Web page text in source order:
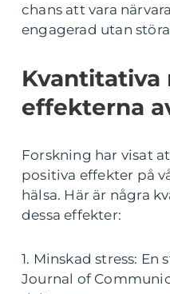
chans att vara
engagerad utan
Kvantitativa
effekterna
Forskning har visat
positiva effekter på
hälsa. Här är några
dessa effekter:
1. Minskad stress:
Journal of